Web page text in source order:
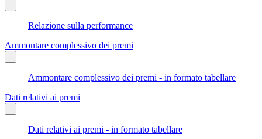
Relazione sulla performance
Ammontare complessivo dei premi
Ammontare complessivo dei premi - in formato tabellare
Dati relativi ai premi
Dati relativi ai premi - in formato tabellare